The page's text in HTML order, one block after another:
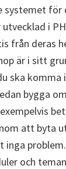
systemet
utvecklad i
från deras
är i sitt
ska komma
bygga
att byta
inga
och